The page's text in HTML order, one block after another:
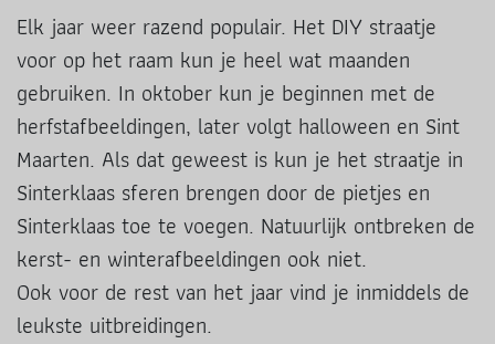
Elk jaar weer razend populair. Het DIY straatje
voor op het raam kun je heel wat maanden
gebruiken. In oktober kun je beginnen met de
herfstafbeeldingen, later volgt halloween en Sint
Maarten. Als dat geweest is kun je het straatje in
Sinterklaas sferen brengen door de pietjes en
Sinterklaas toe te voegen. Natuurlijk ontbreken de
kerst- en winterafbeeldingen ook niet.
Ook voor de rest van het jaar vind je inmiddels de
leukste uitbreidingen.